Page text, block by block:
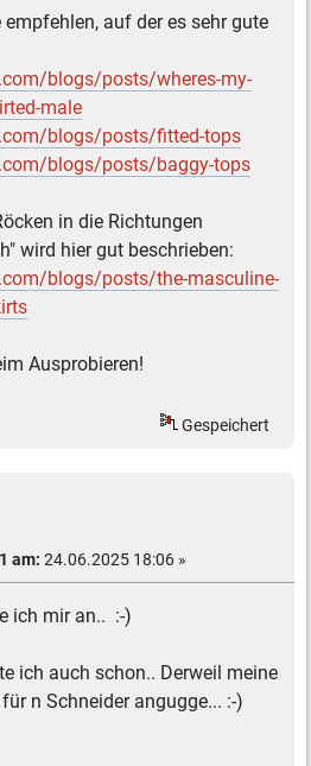
auf der es sehr gute
blogs/posts/wheres-my-
male
blogs/posts/fitted-tops
blogs/posts/baggy-tops
in die Richtungen
wird hier gut beschrieben:
blogs/posts/the-masculine-
Ausprobieren!
Gespeichert
am: 24.06.2025 18:06 »
ich mir an.. :-)
ich auch schon.. Derweil meine
n Schneider angugge... :-)